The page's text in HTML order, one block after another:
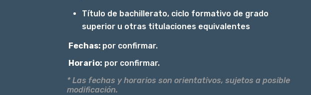
Título de bachillerato, ciclo formativo de grado
superior u otras titulaciones equivalentes
Fechas: por confirmar.
Horario: por confirmar.
* Las fechas y horarios son orientativos, sujetos a posible
modificación.